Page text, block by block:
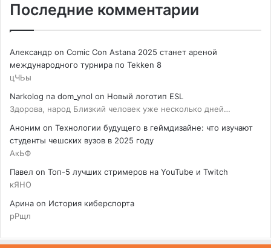
Последние комментарии
Александр on Comic Con Astana 2025 станет ареной
международного турнира по Tekken 8
цЧЬы
Narkolog na dom_ynol on Новый логотип ESL
Здорова, народ Близкий человек уже несколько дней…
Аноним on Технологии будущего в геймдизайне: что изучают
студенты чешских вузов в 2025 году
АкЬФ
Павел on Топ-5 лучших стримеров на YouTube и Twitch
кЯНО
Арина on История киберспорта
рРщл